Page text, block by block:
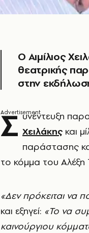
Ο Αιμίλιος
θεατρικής
στην
Σ υνέντευξη
Χειλάκης και
παράστασης
το κόμμα του Αλέξη
«Δεν πρόκειται να
και εξηγεί: «Το να
καινούργιου